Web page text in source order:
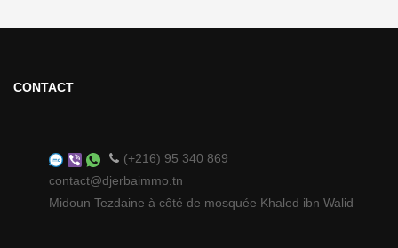
CONTACT
(+216) 95 340 869
contact@djerbaimmo.tn
Midoun Tezdaine à côté de mosquée Khaled ibn Walid